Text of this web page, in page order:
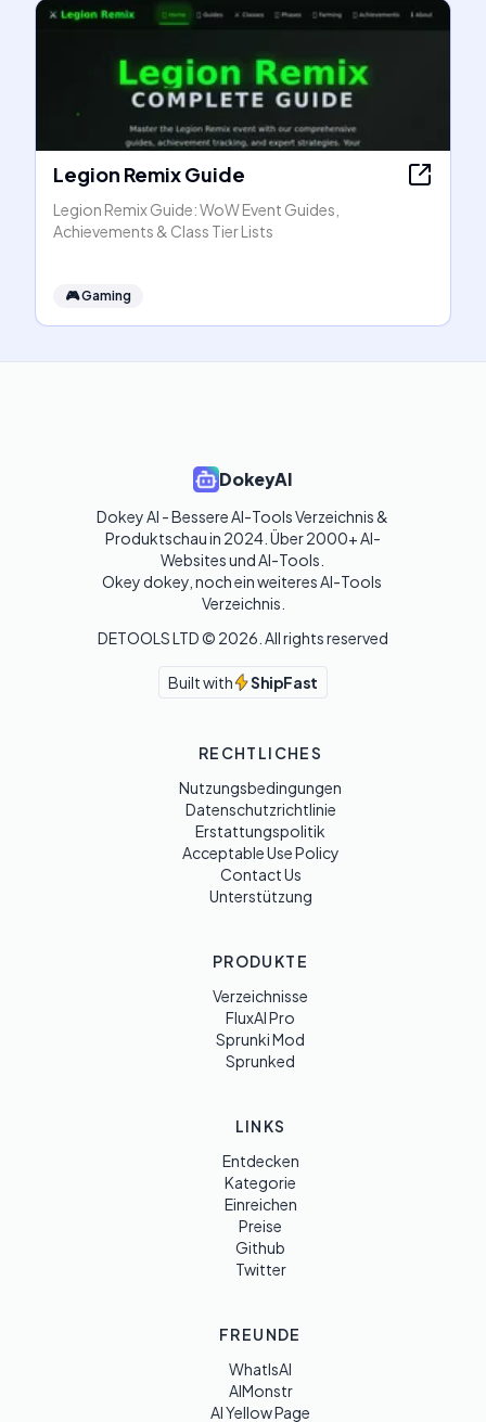
Legion Remix Guide
Legion Remix Guide: WoW Event Guides,
Achievements & Class Tier Lists
🎮Gaming
DokeyAI
Dokey AI - Bessere AI-Tools Verzeichnis &
Produktschau in 2024. Über 2000+ AI-
Websites und AI-Tools.
Okey dokey, noch ein weiteres AI-Tools
Verzeichnis.
DETOOLS LTD © 2026 . All rights reserved
Built with ShipFast
RECHTLICHES
Nutzungsbedingungen
Datenschutzrichtlinie
Erstattungspolitik
Acceptable Use Policy
Contact Us
Unterstützung
PRODUKTE
Verzeichnisse
FluxAI Pro
Sprunki Mod
Sprunked
LINKS
Entdecken
Kategorie
Einreichen
Preise
Github
Twitter
FREUNDE
WhatIsAI
AIMonstr
AI Yellow Page